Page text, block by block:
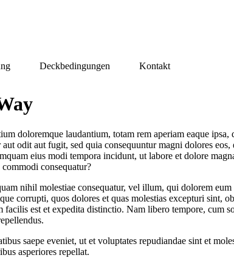
Deckbedingungen Kontakt
doloremque laudantium, totam rem aperiam eaque
odit aut fugit, sed quia consequuntur magni dolores
eius modi tempora incidunt, ut labore et dolore
consequatur?
nihil molestiae consequatur, vel illum, qui dolorem
corrupti, quos dolores et quas molestias excepturi sint,
est et expedita distinctio. Nam libero tempore, cum
saepe eveniet, ut et voluptates repudiandae sint et
asperiores repellat.